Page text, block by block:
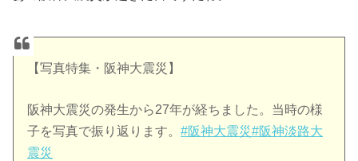
【写真特集・阪神大震災】
阪神大震災の発生から27年が経ちました。当時の様
子を写真で振り返ります。#阪神大震災#阪神淡路大
震災